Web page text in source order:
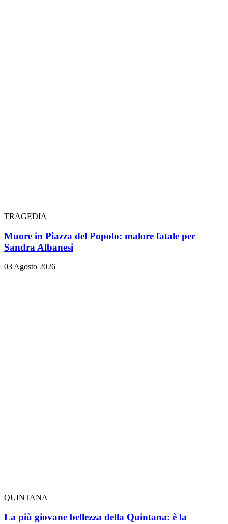
TRAGEDIA
Muore in Piazza del Popolo: malore fatale per
Sandra Albanesi
03 Agosto 2026
QUINTANA
La più giovane bellezza della Quintana: è la